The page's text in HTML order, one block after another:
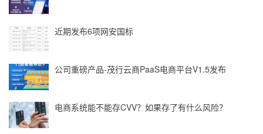
近期发布6项网安国标
公司重磅产品-茂行云商PaaS电商平台V1.5发布
电商系统能不能存CVV？如果存了有什么风险？